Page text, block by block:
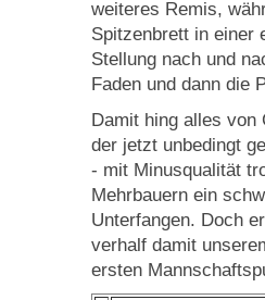
weiteres Remis,
Spitzenbrett in einer
Stellung nach und
Faden und dann die
Damit hing alles von
der jetzt unbedingt
- mit Minusqualität
Mehrbauern ein
Unterfangen. Doch
verhalf damit
ersten